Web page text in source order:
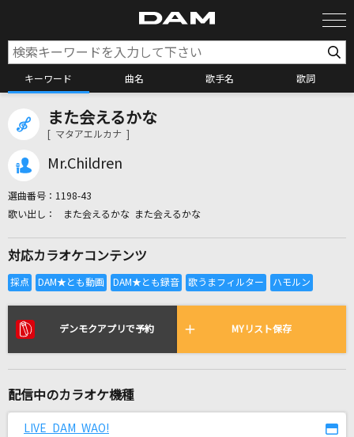
キーワード 曲名 歌手名 歌詞
カラオケ検索
全国りれき
リアルタイムで歌われている曲の一覧
[生音]いとしのエリー
また会えるかな
[ マタアエルカナ ]
Mr.Children
選曲番号： 1198-43
また会えるかな また会えるかな
対応カラオケコンテンツ
デンモクアプリで予約 MYリスト保存
配信中のカラオケ機種
LIVE DAM WAO!